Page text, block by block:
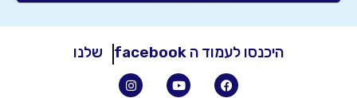
היכנסו לעמוד ה facebook שלנו